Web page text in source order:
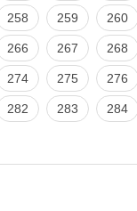
258 259 260
266 267 268
274 275 276
282 283 284